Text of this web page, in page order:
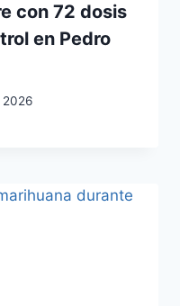
con 72 dosis
en Pedro
2026